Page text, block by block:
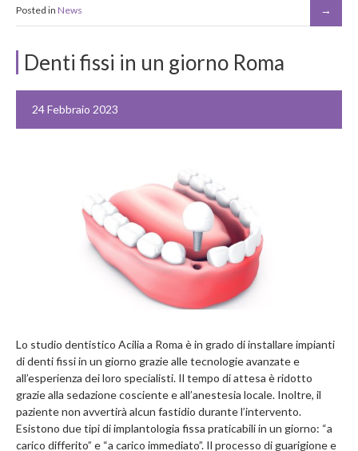
Posted in News
Denti fissi in un giorno Roma
24 Febbraio 2023
Lo studio dentistico Acilia a Roma è in grado di installare impianti
di denti fissi in un giorno grazie alle tecnologie avanzate e
all’esperienza dei loro specialisti. Il tempo di attesa è ridotto
grazie alla sedazione cosciente e all’anestesia locale. Inoltre, il
paziente non avvertirà alcun fastidio durante l’intervento.
Esistono due tipi di implantologia fissa praticabili in un giorno: “a
carico differito” e “a carico immediato”. Il processo di guarigione e